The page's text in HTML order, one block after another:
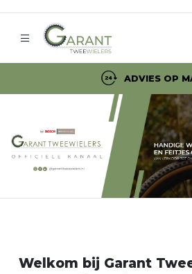
ADVIES OP
Welkom bij Garant